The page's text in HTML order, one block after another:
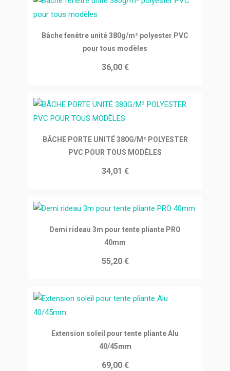
Ajouter au panier
Bâche fenêtre unité 380g/m² polyester PVC
pour tous modèles
36,00 €
Ajouter au panier
BÂCHE PORTE UNITÉ 380G/M² POLYESTER
PVC POUR TOUS MODÈLES
34,01 €
Ajouter au panier
Demi rideau 3m pour tente pliante PRO
40mm
55,20 €
Ajouter au panier
Extension soleil pour tente pliante Alu
40/45mm
69,00 €